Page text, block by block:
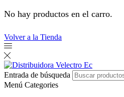
No hay productos en el carro.
Volver a la Tienda
Entrada de búsqueda
Menú Categories